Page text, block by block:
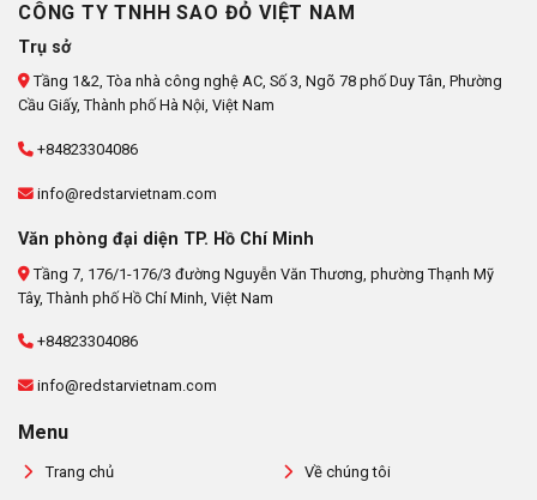
CÔNG TY TNHH SAO ĐỎ VIỆT NAM
Trụ sở
Tầng 1&2, Tòa nhà công nghệ AC, Số 3, Ngõ 78 phố Duy Tân, Phường
Cầu Giấy, Thành phố Hà Nội, Việt Nam
+84823304086
info@redstarvietnam.com
Văn phòng đại diện TP. Hồ Chí Minh
Tầng 7, 176/1-176/3 đường Nguyễn Văn Thương, phường Thạnh Mỹ
Tây, Thành phố Hồ Chí Minh, Việt Nam
+84823304086
info@redstarvietnam.com
Menu
Trang chủ Về chúng tôi